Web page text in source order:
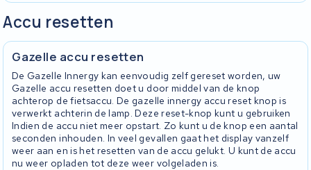
Accu resetten
Gazelle accu resetten
De Gazelle Innergy kan eenvoudig zelf gereset worden, uw
Gazelle accu resetten doet u door middel van de knop
achterop de fietsaccu. De gazelle innergy accu reset knop is
verwerkt achterin de lamp. Deze reset-knop kunt u gebruiken
Indien de accu niet meer opstart. Zo kunt u de knop een aantal
seconden inhouden. In veel gevallen gaat het display vanzelf
weer aan en is het resetten van de accu gelukt. U kunt de accu
nu weer opladen tot deze weer volgeladen is.